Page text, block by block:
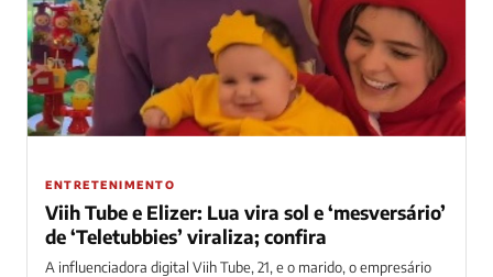
ENTRETENIMENTO
Viih Tube e Elizer: Lua vira sol e ‘mesversário’
de ‘Teletubbies’ viraliza; confira
A influenciadora digital Viih Tube, 21, e o marido, o empresário